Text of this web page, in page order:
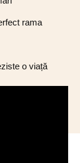
rama
o viață